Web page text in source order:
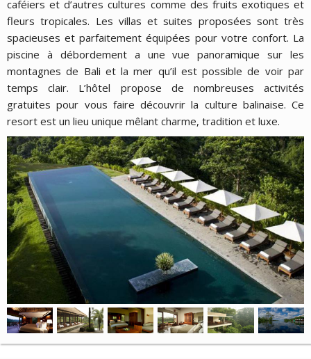
caféiers et d’autres cultures comme des fruits exotiques et
fleurs tropicales. Les villas et suites proposées sont très
spacieuses et parfaitement équipées pour votre confort. La
piscine à débordement a une vue panoramique sur les
montagnes de Bali et la mer qu’il est possible de voir par
temps clair. L’hôtel propose de nombreuses activités
gratuites pour vous faire découvrir la culture balinaise. Ce
resort est un lieu unique mêlant charme, tradition et luxe.